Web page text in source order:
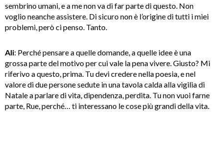
sembrino umani, e a me non va di far parte di questo. Non
voglio neanche assistere. Di sicuro non è l’origine di tutti i miei
problemi, però ci penso. Tanto.
Ali: Perché pensare a quelle domande, a quelle idee è una
grossa parte del motivo per cui vale la pena vivere. Giusto? Mi
riferivo a questo, prima. Tu devi credere nella poesia, e nel
valore di due persone sedute in una tavola calda alla vigilia di
Natale a parlare di vita, dipendenza, perdita. Tu non vuoi farne
parte, Rue, perché… ti interessano le cose più grandi della vita.